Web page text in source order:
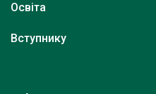
Освіта
Вступнику